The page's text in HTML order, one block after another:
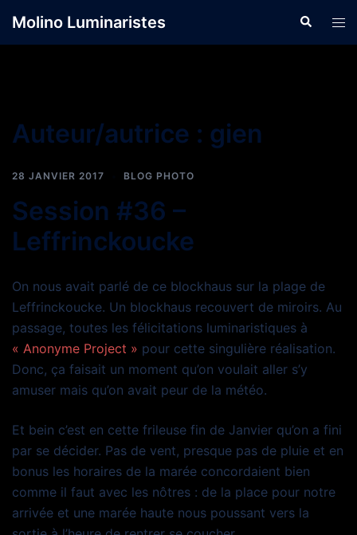
auMolino Luminaristes
le
Auteur/autrice : gien
28 JANVIER 2017 BLOG PHOTO
Session #36 –
Leffrinckoucke
On nous avait parlé de ce blockhaus sur la plage de
Leffrinckoucke. Un blockhaus recouvert de miroirs. Au
passage, toutes les félicitations luminaristiques à
« Anonyme Project » pour cette singulière réalisation.
Donc, ça faisait un moment qu’on voulait aller s’y
amuser mais qu’on avait peur de la météo.
Et bein c’est en cette frileuse fin de Janvier qu’on a fini
par se décider. Pas de vent, presque pas de pluie et en
bonus les horaires de la marée concordaient bien
comme il faut avec les nôtres : de la place pour notre
arrivée et une marée haute nous poussant vers la